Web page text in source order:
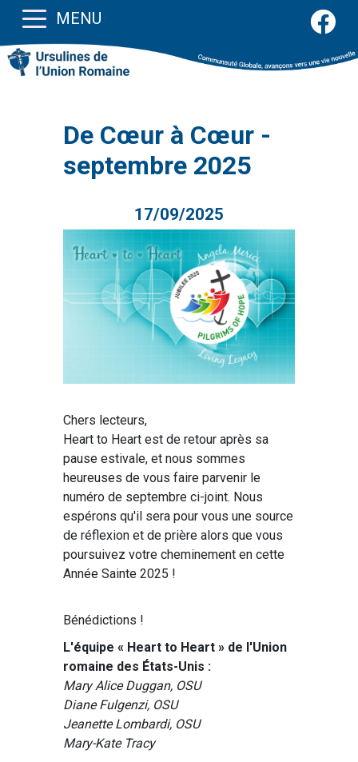
MENU
De Cœur à Cœur -
septembre 2025
17/09/2025
Chers lecteurs,
Heart to Heart est de retour après sa
pause estivale, et nous sommes
heureuses de vous faire parvenir le
numéro de septembre ci-joint. Nous
espérons qu'il sera pour vous une source
de réflexion et de prière alors que vous
poursuivez votre cheminement en cette
Année Sainte 2025 !
Bénédictions !
L'équipe « Heart to Heart » de l'Union
romaine des États-Unis :
Mary Alice Duggan, OSU
Diane Fulgenzi, OSU
Jeanette Lombardi, OSU
Mary-Kate Tracy